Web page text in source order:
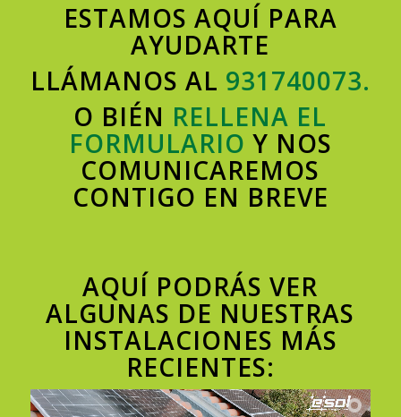
ESTAMOS AQUÍ PARA
AYUDARTE
LLÁMANOS AL 931740073.
O BIÉN RELLENA EL
FORMULARIO Y NOS
COMUNICAREMOS
CONTIGO EN BREVE
AQUÍ PODRÁS VER
ALGUNAS DE NUESTRAS
INSTALACIONES MÁS
RECIENTES: